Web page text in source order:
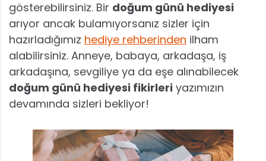
gösterebilirsiniz. Bir doğum günü hediyesi
arıyor ancak bulamıyorsanız sizler için
hazırladığımız hediye rehberinden ilham
alabilirsiniz. Anneye, babaya, arkadaşa, iş
arkadaşına, sevgiliye ya da eşe alınabilecek
doğum günü hediyesi fikirleri yazımızın
devamında sizleri bekliyor!